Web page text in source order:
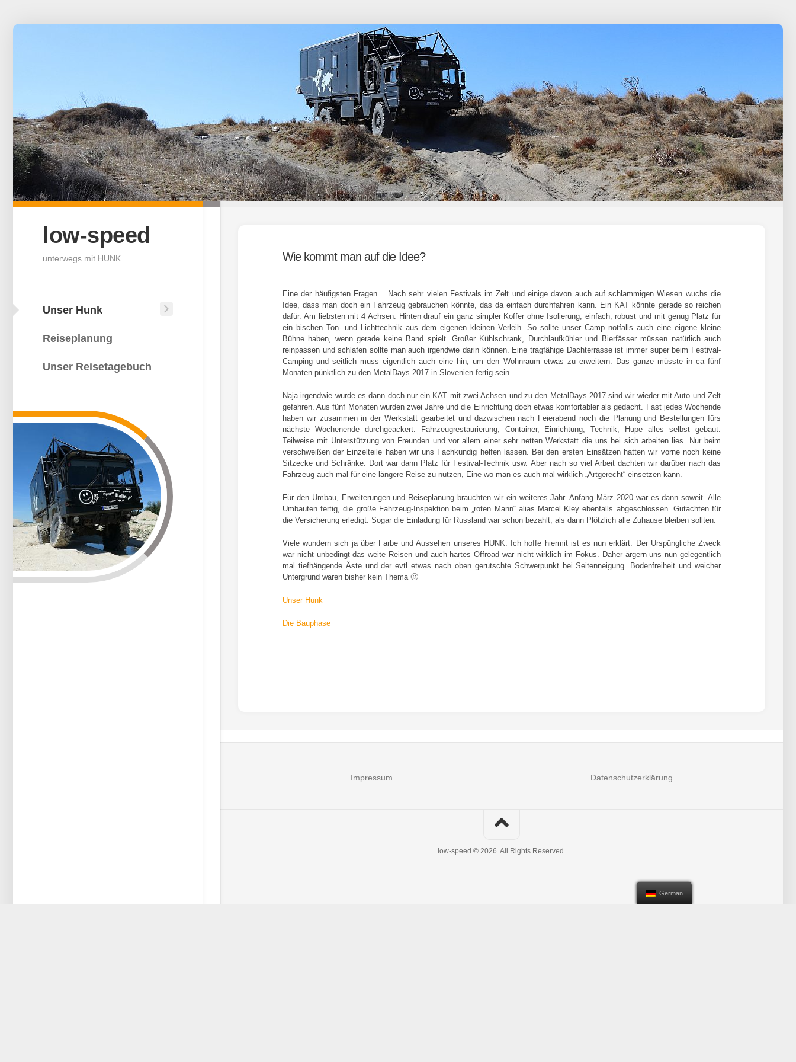
Skip
low-speed
unterwegs mit HUNK
Unser Hunk
Fahrzeug
Koffer
Erste
Erweiterungen
Reiseplanung
Unser Reisetagebuch
Wie kommt man auf die Idee?
Eine der häufigsten Fragen… Nach sehr vielen Festivals im Zelt und einige davon auch auf schlammigen Wiesen wuchs die
Idee, dass man doch ein Fahrzeug gebrauchen könnte, das da einfach durchfahren kann. Ein KAT könnte gerade so reichen
dafür. Am liebsten mit 4 Achsen. Hinten drauf ein ganz simpler Koffer ohne Isolierung, einfach, robust und mit genug Platz für
ein bischen Ton- und Lichttechnik aus dem eigenen kleinen Verleih. So sollte unser Camp notfalls auch eine eigene kleine
Bühne haben, wenn gerade keine Band spielt. Großer Kühlschrank, Durchlaufkühler und Bierfässer müssen natürlich auch
reinpassen und schlafen sollte man auch irgendwie darin können. Eine tragfähige Dachterrasse ist immer super beim Festival-
Camping und seitlich muss eigentlich auch eine hin, um den Wohnraum etwas zu erweitern. Das ganze müsste in ca fünf
Monaten pünktlich zu den MetalDays 2017 in Slovenien fertig sein.
Naja irgendwie wurde es dann doch nur ein KAT mit zwei Achsen und zu den MetalDays 2017 sind wir wieder mit Auto und Zelt
gefahren. Aus fünf Monaten wurden zwei Jahre und die Einrichtung doch etwas komfortabler als gedacht. Fast jedes Wochende
haben wir zusammen in der Werkstatt gearbeitet und dazwischen nach Feierabend noch die Planung und Bestellungen fürs
nächste Wochenende durchgeackert. Fahrzeugrestaurierung, Container, Einrichtung, Technik, Hupe alles selbst gebaut.
Teilweise mit Unterstützung von Freunden und vor allem einer sehr netten Werkstatt die uns bei sich arbeiten lies. Nur beim
verschweißen der Einzelteile haben wir uns Fachkundig helfen lassen. Bei den ersten Einsätzen hatten wir vorne noch keine
Sitzecke und Schränke. Dort war dann Platz für Festival-Technik usw. Aber nach so viel Arbeit dachten wir darüber nach das
Fahrzeug auch mal für eine längere Reise zu nutzen, Eine wo man es auch mal wirklich „Artgerecht“ einsetzen kann.
Für den Umbau, Erweiterungen und Reiseplanung brauchten wir ein weiteres Jahr. Anfang März 2020 war es dann soweit. Alle
Umbauten fertig, die große Fahrzeug-Inspektion beim „roten Mann“ alias Marcel Kley ebenfalls abgeschlossen. Gutachten für
die Versicherung erledigt. Sogar die Einladung für Russland war schon bezahlt, als dann Plötzlich alle Zuhause bleiben sollten.
Viele wundern sich ja über Farbe und Aussehen unseres HUNK. Ich hoffe hiermit ist es nun erklärt. Der Urspüngliche Zweck
war nicht unbedingt das weite Reisen und auch hartes Offroad war nicht wirklich im Fokus. Daher ärgern uns nun gelegentlich
mal tiefhängende Äste und der evtl etwas nach oben gerutschte Schwerpunkt bei Seitenneigung. Bodenfreiheit und weicher
Untergrund waren bisher kein Thema 🙂
Unser Hunk
Die Bauphase
Impressum Datenschutzerklärung
low-speed © 2026. All Rights Reserved.
German